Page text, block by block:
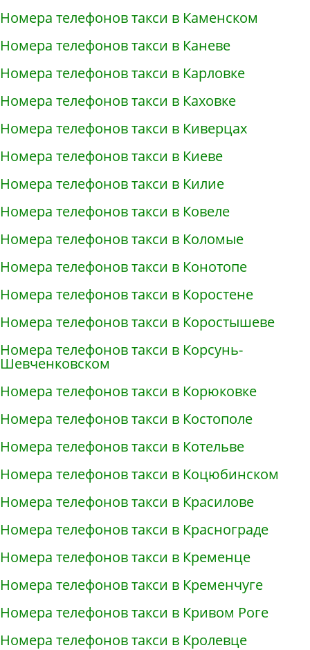
Номера телефонов такси в Каменском
Номера телефонов такси в Каневе
Номера телефонов такси в Карловке
Номера телефонов такси в Каховке
Номера телефонов такси в Киверцах
Номера телефонов такси в Киеве
Номера телефонов такси в Килие
Номера телефонов такси в Ковеле
Номера телефонов такси в Коломые
Номера телефонов такси в Конотопе
Номера телефонов такси в Коростене
Номера телефонов такси в Коростышеве
Номера телефонов такси в Корсунь-
Шевченковском
Номера телефонов такси в Корюковке
Номера телефонов такси в Костополе
Номера телефонов такси в Котельве
Номера телефонов такси в Коцюбинском
Номера телефонов такси в Красилове
Номера телефонов такси в Краснограде
Номера телефонов такси в Кременце
Номера телефонов такси в Кременчуге
Номера телефонов такси в Кривом Роге
Номера телефонов такси в Кролевце